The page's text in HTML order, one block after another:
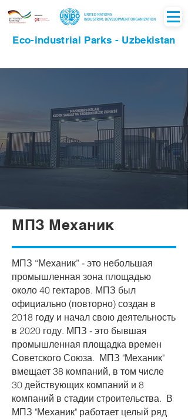
Eco-industrial Parks - Uzbekistan
МПЗ Механик
МПЗ “Механик” - это небольшая
промышленная зона площадью
около 40 гектаров. МПЗ был
официально (повторно) создан в
2018 году и начал свою деятельность
в 2020 году. МПЗ - это бывшая
промышленная площадка времен
Советского Союза. ​ МПЗ "Механик"
вмещает 38 компаний, в том числе
30 действующих компаний и 8
компаний в стадии строительства. ​ В
МПЗ "Механик" работает целый ряд